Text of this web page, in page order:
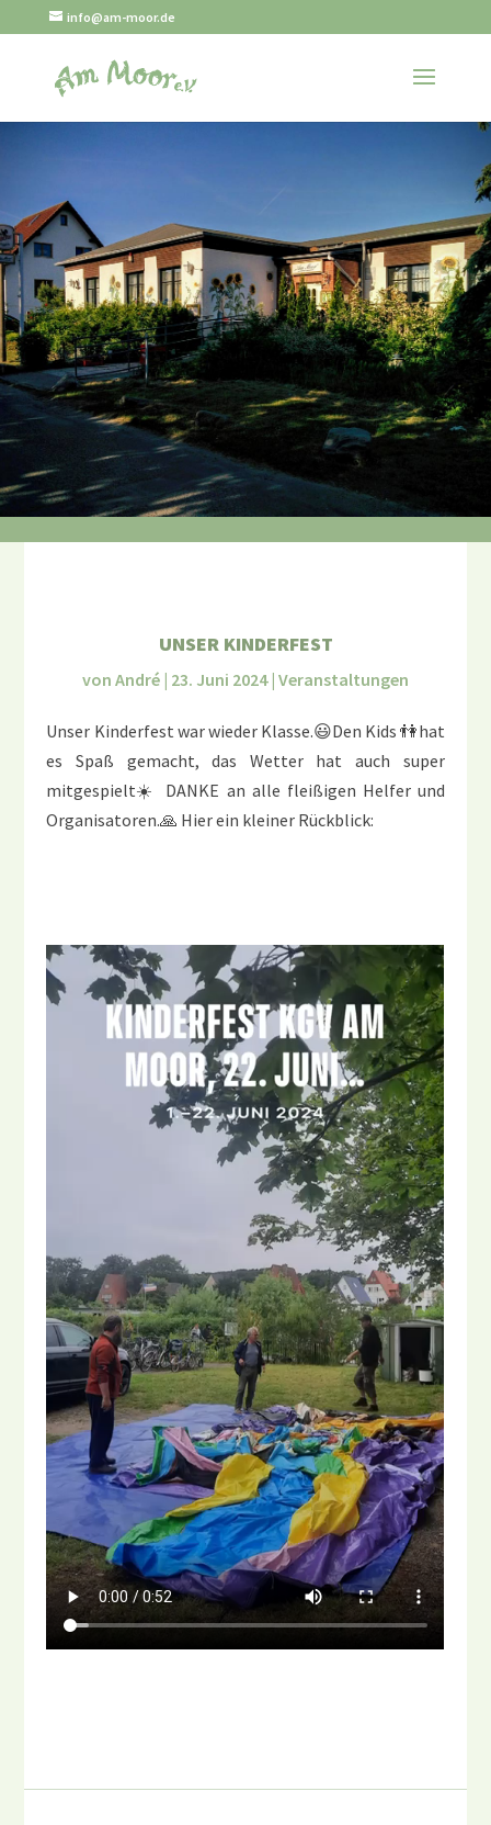
info@am-moor.de
UNSER KINDERFEST
von André | 23. Juni 2024| Veranstaltungen
Unser Kinderfest war wieder Klasse.😃Den Kids 👫hat
es Spaß gemacht, das Wetter hat auch super
mitgespielt☀️ DANKE an alle fleißigen Helfer und
Organisatoren.🙏 Hier ein kleiner Rückblick: